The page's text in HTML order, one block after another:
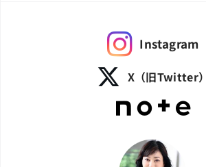
Instagram
X（旧Twitter）